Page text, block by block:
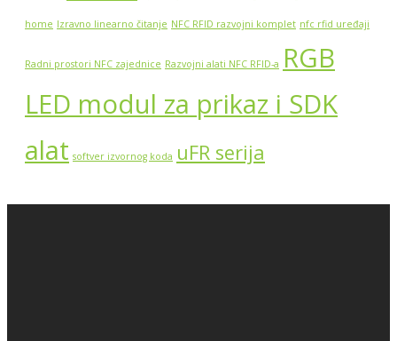
home Izravno linearno čitanje NFC RFID razvojni komplet nfc rfid uređaji
Radni prostori NFC zajednice Razvojni alati NFC RFID-a RGB
LED modul za prikaz i SDK
alat softver izvornog koda uFR serija